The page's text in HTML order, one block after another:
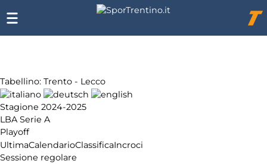
Tabellino: Trento - Lecco
Stagione 2024-2025
LBA Serie A
Playoff
UltimaCalendarioClassificaIncroci
Sessione regolare
Chi
siamo
Affiliazione